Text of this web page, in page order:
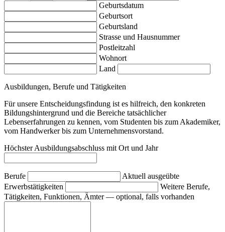
Geburtsdatum
Geburtsort
Geburtsland
Strasse und Hausnummer
Postleitzahl
Wohnort
Land
Ausbildungen, Berufe und Tätigkeiten
Für unsere Entscheidungsfindung ist es hilfreich, den konkreten
Bildungshintergrund und die Bereiche tatsächlicher
Lebenserfahrungen zu kennen, vom Studenten bis zum Akademiker,
vom Handwerker bis zum Unternehmensvorstand.
Höchster Ausbildungsabschluss mit Ort und Jahr
Berufe
Aktuell ausgeübte
Erwerbstätigkeiten
Weitere Berufe,
Tätigkeiten, Funktionen, Ämter — optional, falls vorhanden